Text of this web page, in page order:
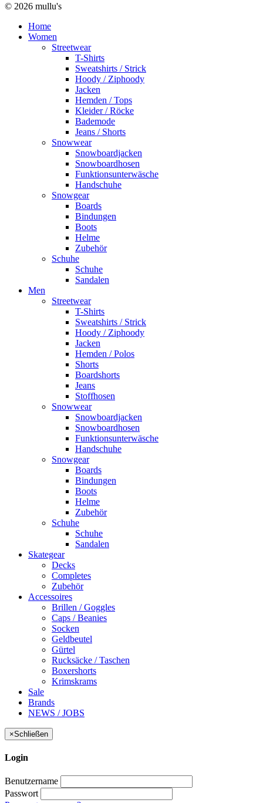
© 2026 mullu's
Home
Women
Streetwear
T-Shirts
Sweatshirts / Strick
Hoody / Ziphoody
Jacken
Hemden / Tops
Kleider / Röcke
Bademode
Jeans / Shorts
Snowwear
Snowboardjacken
Snowboardhosen
Funktionsunterwäsche
Handschuhe
Snowgear
Boards
Bindungen
Boots
Helme
Zubehör
Schuhe
Schuhe
Sandalen
Men
Streetwear
T-Shirts
Sweatshirts / Strick
Hoody / Ziphoody
Jacken
Hemden / Polos
Shorts
Boardshorts
Jeans
Stoffhosen
Snowwear
Snowboardjacken
Snowboardhosen
Funktionsunterwäsche
Handschuhe
Snowgear
Boards
Bindungen
Boots
Helme
Zubehör
Schuhe
Schuhe
Sandalen
Skategear
Decks
Completes
Zubehör
Accessoires
Brillen / Goggles
Caps / Beanies
Socken
Geldbeutel
Gürtel
Rucksäcke / Taschen
Boxershorts
Krimskrams
Sale
Brands
NEWS / JOBS
×Schließen
Login
Benutzername
Passwort